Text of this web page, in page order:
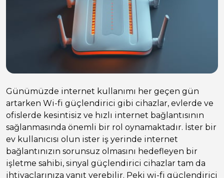
Günümüzde internet kullanımı her geçen gün
artarken Wi-fi güçlendirici gibi cihazlar, evlerde ve
ofislerde kesintisiz ve hızlı internet bağlantısının
sağlanmasında önemli bir rol oynamaktadır. İster bir
ev kullanıcısı olun ister iş yerinde internet
bağlantınızın sorunsuz olmasını hedefleyen bir
işletme sahibi, sinyal güçlendirici cihazlar tam da
ihtiyaçlarınıza yanıt verebilir. Peki wi-fi güçlendirici